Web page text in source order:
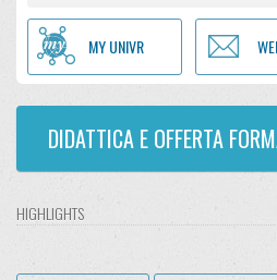
MY UNIVR
DIDATTICA E OFFERTA
HIGHLIGHTS